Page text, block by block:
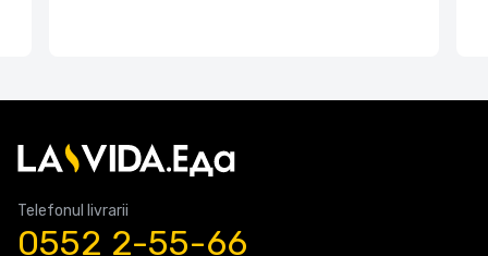
Telefonul livrarii
0552 2-55-66